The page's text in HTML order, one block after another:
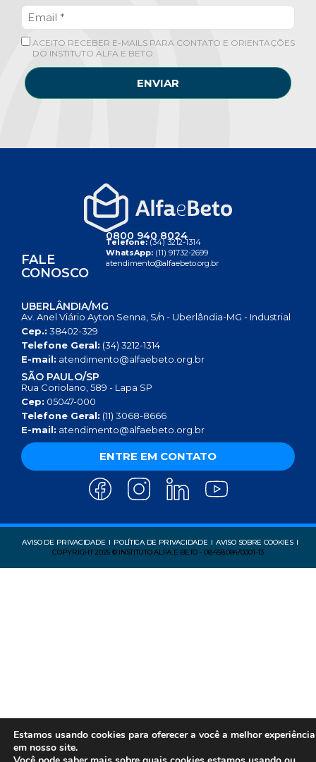
ACEITO RECEBER E-MAILS PARA CONTATO E ORIENTAÇÕES
DO INSTITUTO ALFA E BETO.
ENVIAR
FALE
CONOSCO
0800 940 8024
Telefone:(34) 3212-1314
WhatsApp: (11) 91732-2699
atendimento@alfaebeto.org.br
UBERLÂNDIA/MG
Av. Anel Viário Ayton Senna, S/n - Uberlândia-MG - Industrial
Cep.: 38402-329
Telefone Geral: (34) 3212-1314
E-mail: atendimento@alfaebeto.org.br
SÃO PAULO/SP
Rua Coriolano, 589 - Lapa SP
Cep: 05047-000
Telefone Geral: (11) 3068-8666
E-mail: atendimento@alfaebeto.org.br
ENTRE EM CONTATO
AVISO DE PRIVACIDADE POLÍTICA DE PRIVACIDADE
AVISO SOBRE COOKIES
COPYRIGHT 2025 © INSTITUTO ALFA E BETO - 08.458.084/0001-13
Estamos usando cookies para oferecer a você a melhor experiência
em nosso site.